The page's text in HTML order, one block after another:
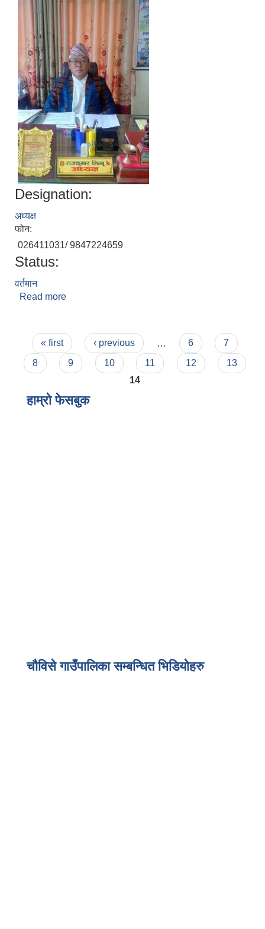
Designation:
अध्यक्ष
फोन:
026411031/ 9847224659
Status:
वर्तमान
Read more
Pages
« first ‹ previous … 6
7
8
9 10 11 12
13
14
हाम्राे फेसबुक
चौविसे गाउँपालिका सम्बन्धित भिडियोहरु